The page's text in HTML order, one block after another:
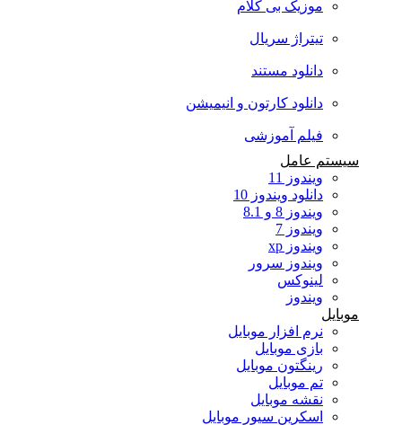
موزیک بی کلام
تیتراژ سریال
دانلود مستند
دانلود کارتون و انیمیشن
فیلم آموزشی
سیستم عامل
ویندوز 11
دانلود ویندوز 10
ویندوز 8 و 8.1
ویندوز 7
ویندوز xp
ویندوز سرور
لینوکس
ویندوز
موبایل
نرم افزار موبایل
بازی موبایل
رینگتون موبایل
تم موبایل
نقشه موبایل
اسکرین سیور موبایل